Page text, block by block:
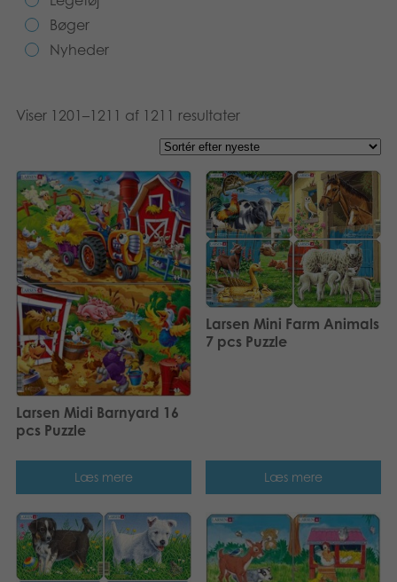
Legetøj
Bøger
Arkiverede produkter
English
Suomi
Norsk
Polski
Svenska
Deutsch
Bøger
Nyheder
Viser 1201–1211 af 1211 resultater
Larsen Midi Barnyard 16
pcs Puzzle
Læs mere
Larsen Mini Farm Animals
7 pcs Puzzle
Læs mere